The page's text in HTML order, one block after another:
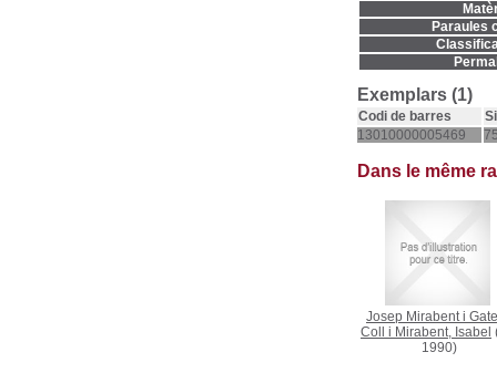
Paraules
Exemplars (1)
Codi de barres
13010000005469
Dans le même
Josep Mirabent i
Coll i Mirabent, Isabel
1990)